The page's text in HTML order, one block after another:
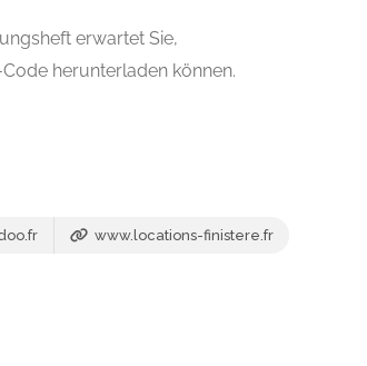
erwartet Sie,
herunterladen können.
www.locations-finistere.fr